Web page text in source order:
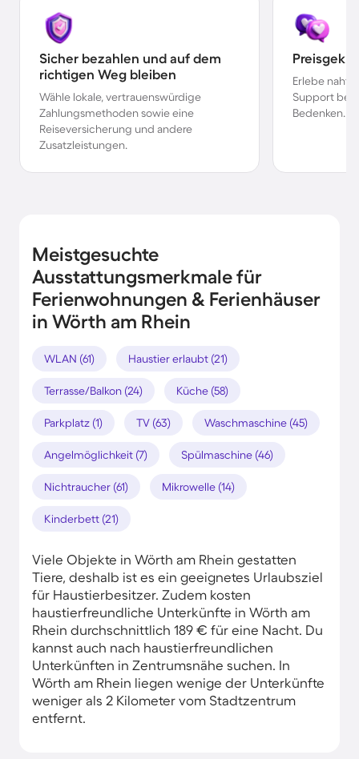
Sicher bezahlen und auf dem
richtigen Weg bleiben
Wähle lokale, vertrauenswürdige
Zahlungsmethoden sowie eine
Reiseversicherung und andere
Zusatzleistungen.
Erlebe
Support bei
Bedenken.
Meistgesuchte
Ausstattungsmerkmale für
Ferienwohnungen & Ferienhäuser
in Wörth am Rhein
WLAN (61) Haustier erlaubt (21)
Terrasse/Balkon (24) Küche (58)
Parkplatz (1) TV (63) Waschmaschine (45)
Angelmöglichkeit (7) Spülmaschine (46)
Nichtraucher (61) Mikrowelle (14)
Kinderbett (21)
Viele Objekte in Wörth am Rhein gestatten
Tiere, deshalb ist es ein geeignetes Urlaubsziel
für Haustierbesitzer. Zudem kosten
haustierfreundliche Unterkünfte in Wörth am
Rhein durchschnittlich 189 € für eine Nacht. Du
kannst auch nach haustierfreundlichen
Unterkünften in Zentrumsnähe suchen. In
Wörth am Rhein liegen wenige der Unterkünfte
weniger als 2 Kilometer vom Stadtzentrum
entfernt.